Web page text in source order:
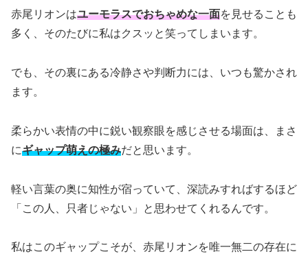
赤尾リオンはユーモラスでおちゃめな一面を見せることも
多く、そのたびに私はクスッと笑ってしまいます。
でも、その裏にある冷静さや判断力には、いつも驚かされ
ます。
柔らかい表情の中に鋭い観察眼を感じさせる場面は、まさ
にギャップ萌えの極みだと思います。
軽い言葉の奥に知性が宿っていて、深読みすればするほど
「この人、只者じゃない」と思わせてくれるんです。
私はこのギャップこそが、赤尾リオンを唯一無二の存在に